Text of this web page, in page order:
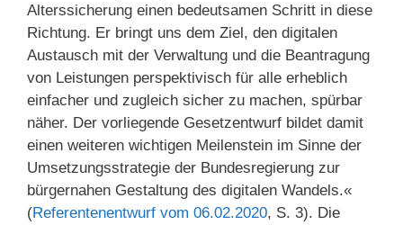
Alterssicherung einen bedeutsamen Schritt in diese
Richtung. Er bringt uns dem Ziel, den digitalen
Austausch mit der Verwaltung und die Beantragung
von Leistungen perspektivisch für alle erheblich
einfacher und zugleich sicher zu machen, spürbar
näher. Der vorliegende Gesetzentwurf bildet damit
einen weiteren wichtigen Meilenstein im Sinne der
Umsetzungsstrategie der Bundesregierung zur
bürgernahen Gestaltung des digitalen Wandels.«
(Referentenentwurf vom 06.02.2020, S. 3). Die